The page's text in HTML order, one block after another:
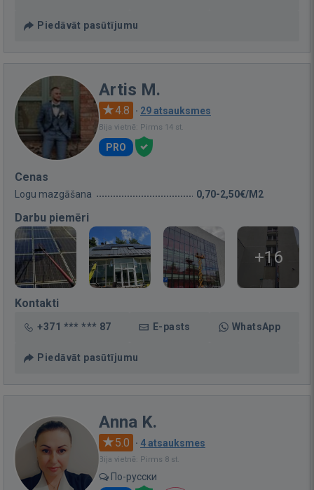
Piedāvāt pasūtījumu
Artis M.
4.8 · 29 atsauksmes
Bija vietnē: Pirms 14 st.
PRO
Cenas
Logu mazgāšana 0,70-2,50€/M2
Darbu piemēri
+16
Kontakti
+371 *** *** 87 E-pasts WhatsApp
Piedāvāt pasūtījumu
Anna K.
5.0 · 4 atsauksmes
Bija vietnē: Pirms 8 st.
По-русски